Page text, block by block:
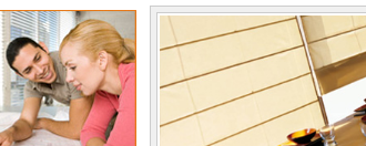
Comment choisir votre store